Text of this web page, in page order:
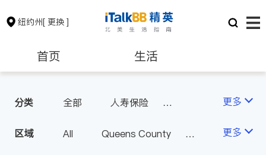
纽约州[ 更换 ]
首页 生活
保险理财 房地产租售
分类 全部
人寿保险
商业保险
更多
区域 All
Queens County
更多